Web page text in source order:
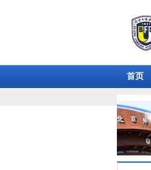
首页